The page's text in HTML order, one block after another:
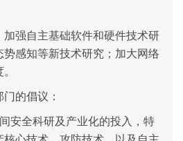
加强自主基础软件和硬件技术研
感知等新技术研究； 加大网络
的倡议：
安全科研及产业化的投入，特